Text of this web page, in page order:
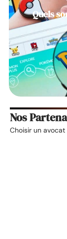
Quels
Nos
Choisir un avocat